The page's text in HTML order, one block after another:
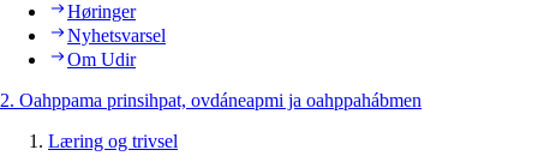
Høringer
Nyhetsvarsel
Om Udir
2. Oahppama prinsihpat, ovdáneapmi ja oahppahábmen
Læring og trivsel